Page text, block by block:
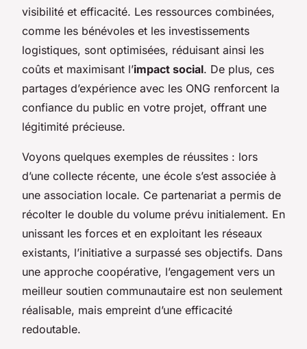
visibilité et efficacité. Les ressources combinées,
comme les bénévoles et les investissements
logistiques, sont optimisées, réduisant ainsi les
coûts et maximisant l’impact social. De plus, ces
partages d’expérience avec les ONG renforcent la
confiance du public en votre projet, offrant une
légitimité précieuse.
Voyons quelques exemples de réussites : lors
d’une collecte récente, une école s’est associée à
une association locale. Ce partenariat a permis de
récolter le double du volume prévu initialement. En
unissant les forces et en exploitant les réseaux
existants, l’initiative a surpassé ses objectifs. Dans
une approche coopérative, l’engagement vers un
meilleur soutien communautaire est non seulement
réalisable, mais empreint d’une efficacité
redoutable.